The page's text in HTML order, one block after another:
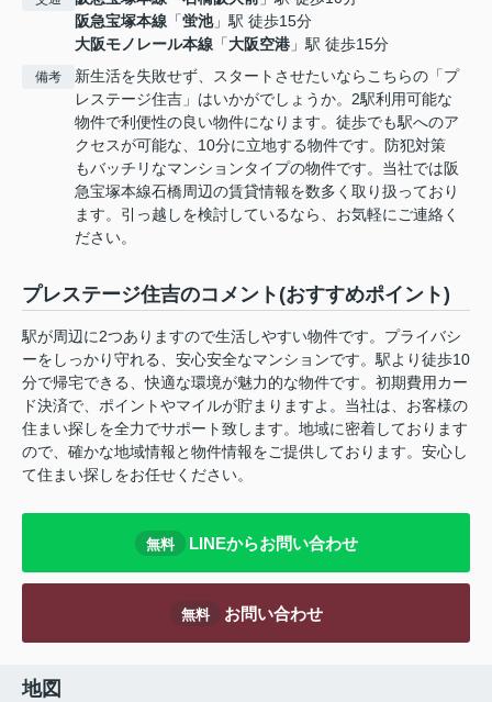
阪急宝塚本線 「蛍池」駅 徒歩15分
大阪モノレール本線 「大阪空港 」駅 徒歩15分
備考
新生活を失敗せず、スタートさせたいならこちらの「プ
レステージ住吉」はいかがでしょうか。2駅利用可能な
物件で利便性の良い物件になります。徒歩でも駅へのア
クセスが可能な、10分に立地する物件です。防犯対策
もバッチリなマンションタイプの物件です。当社では阪
急宝塚本線石橋周辺の賃貸情報を数多く取り扱っており
ます。引っ越しを検討しているなら、お気軽にご連絡く
ださい。
プレステージ住吉のコメント(おすすめポイント)
駅が周辺に2つありますので生活しやすい物件です。プライバシ
ーをしっかり守れる、安心安全なマンションです。駅より徒歩10
分で帰宅できる、快適な環境が魅力的な物件です。初期費用カー
ド決済で、ポイントやマイルが貯まりますよ。当社は、お客様の
住まい探しを全力でサポート致します。地域に密着しております
ので、確かな地域情報と物件情報をご提供しております。安心し
て住まい探しをお任せください。
無料 LINEからお問い合わせ
無料 お問い合わせ
地図